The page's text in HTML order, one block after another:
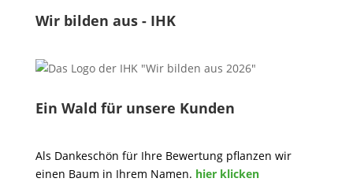
Wir bilden aus - IHK
Ein Wald für unsere Kunden
Als Dankeschön für Ihre Bewertung pflanzen wir
einen Baum in Ihrem Namen. hier klicken